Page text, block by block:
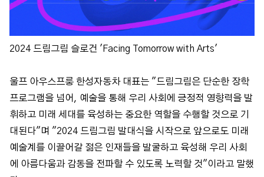
2024 드림그림 슬로건 'Facing Tomorrow with Arts'
울프 아우스프룽 한성자동차 대표는 "드림그림은 단순한 장학
프로그램을 넘어, 예술을 통해 우리 사회에 긍정적 영향력을 발
휘하고 미래 세대를 육성하는 중요한 역할을 수행할 것으로 기
대된다"며 "2024 드림그림 발대식을 시작으로 앞으로도 미래
예술계를 이끌어갈 젊은 인재들을 발굴하고 육성해 우리 사회
에 아름다움과 감동을 전파할 수 있도록 노력할 것"이라고 말했